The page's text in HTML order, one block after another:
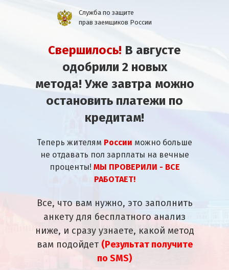
Служба по защите
прав заемщиков России
Свершилось! В августе
одобрили 2 новых
метода! Уже завтра можно
остановить платежи по
кредитам!
Теперь жителям России можно больше
не отдавать пол зарплаты на вечные
проценты! МЫ ПРОВЕРИЛИ - ВСЕ
РАБОТАЕТ!
Все, что вам нужно, это заполнить
анкету для бесплатного анализ
ниже, и сразу узнаете, какой метод
вам подойдет (Результат получите
по SMS)